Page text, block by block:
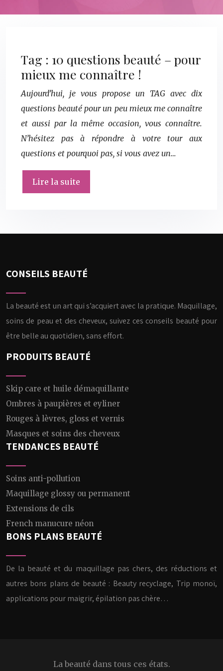
Tag : 10 questions beauté – pour
mieux me connaître !
Aujourd’hui, je vous propose un TAG avec dix
questions beauté pour un peu mieux me connaître
et aussi par la même occasion, vous connaître.
N’hésitez pas à répondre à votre tour aux
questions et pourquoi pas, si vous avez un…
Lire la suite
CONSEILS BEAUTÉ
La beauté est un art qui s’acquiert avec la pratique. Maquillage,
soins de peau et des cheveux, suivez ces conseils beauté pour
être belle au quotidien, sans effort.
PRODUITS BEAUTÉ
Skip care et huile démaquillante
Ombres à paupières et eyliner
Rouges à lèvres, gloss et vernis
Masques et soins des cheveux
TENDANCES BEAUTÉ
Soins anti-pollution
Maquillage glossy ou permanent
Extensions de cils
French manucure néon
BONS PLANS BEAUTÉ
De la beauté et du maquillage pas chers, des réductions et
autres bons plans de beauté : Beauty recyclage, Trip monoï,
applications pour maigrir, épilation pas chère…
La beauté dans tous ces états.